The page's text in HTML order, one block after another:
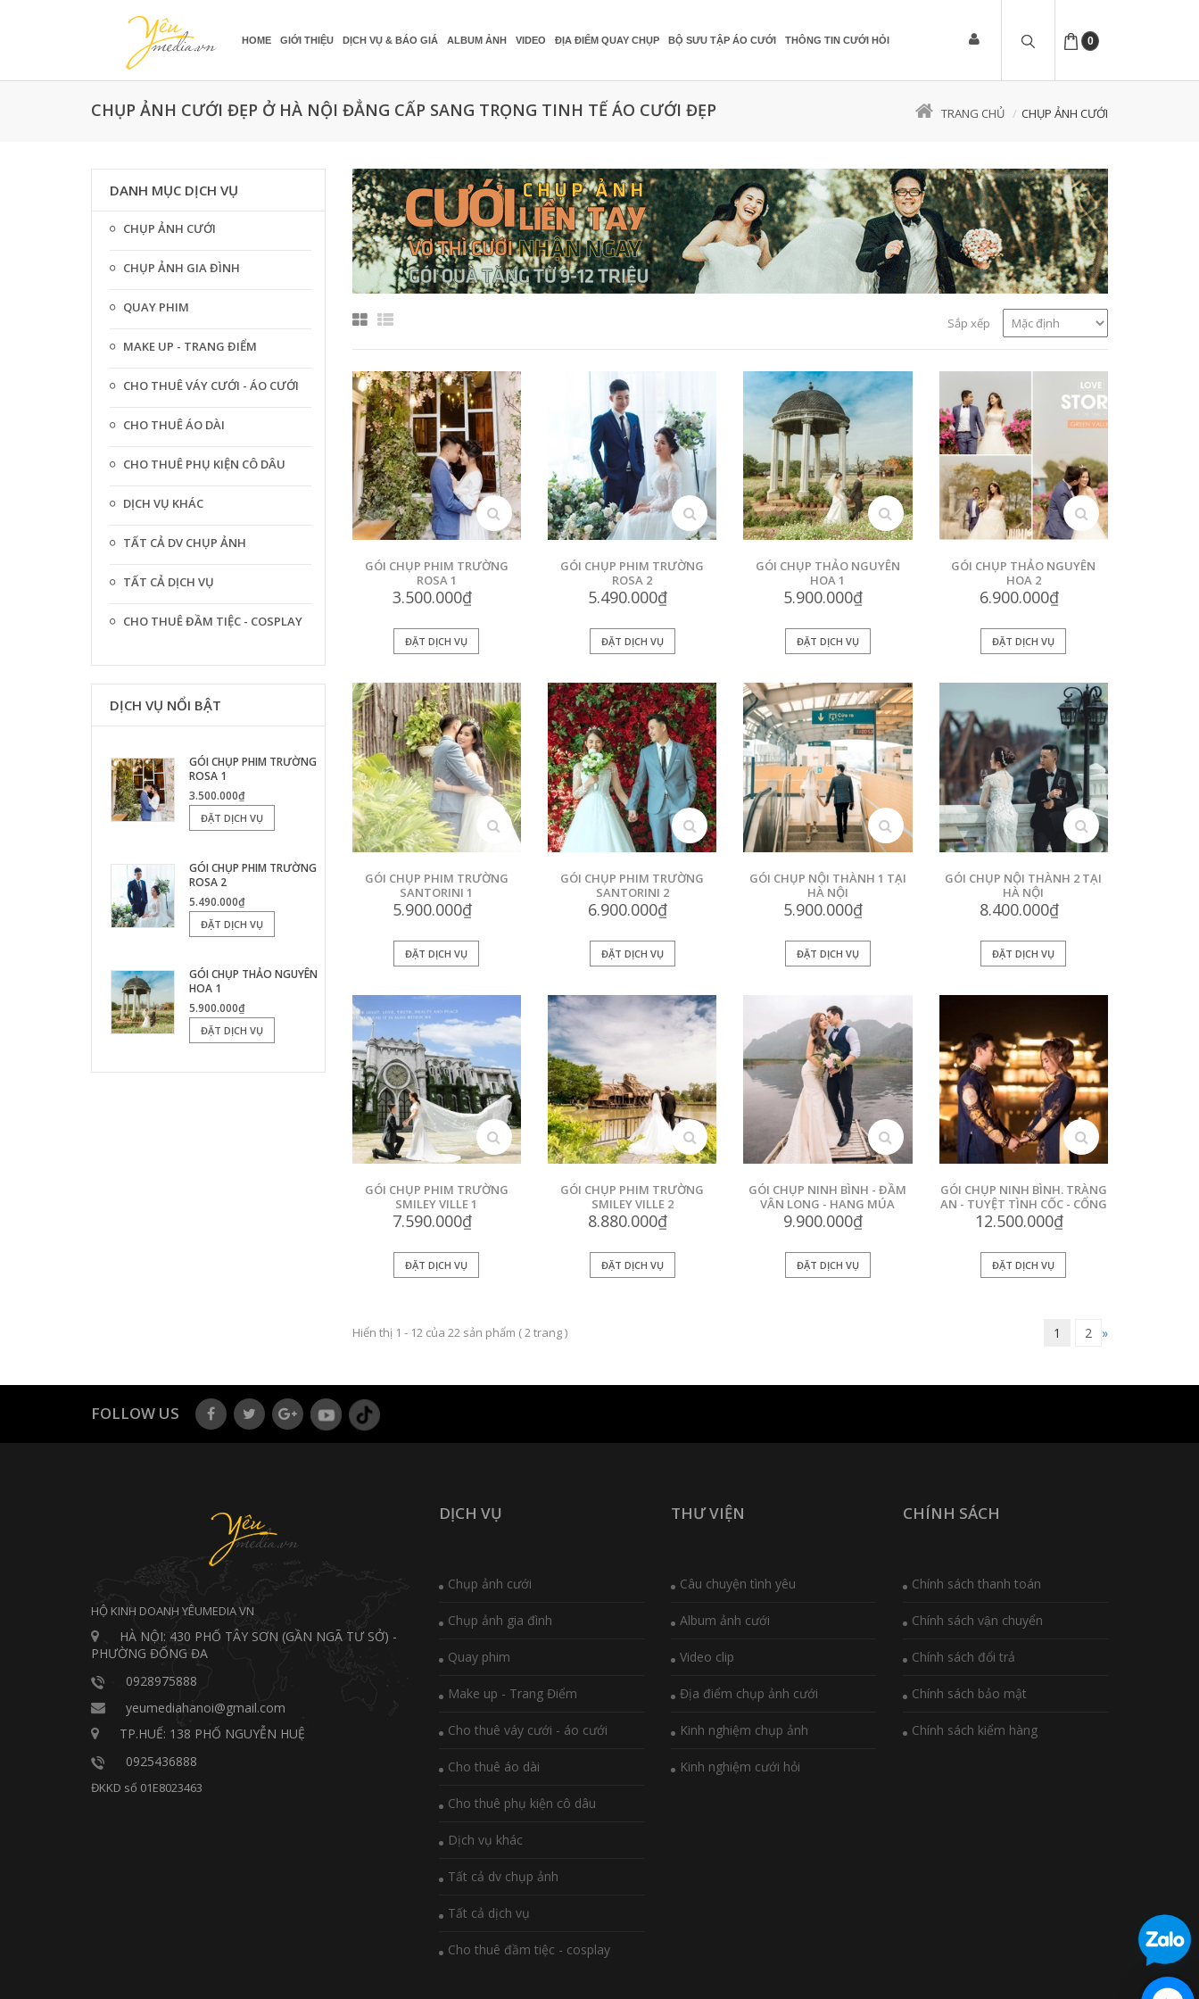
0
HOME GIỚI THIỆU DỊCH VỤ & BÁO GIÁ ALBUM ẢNH VIDEO ĐỊA ĐIỂM QUAY CHỤP BỘ SƯU TẬP ÁO CƯỚI THÔNG TIN CƯỚI HỎI
CHỤP ẢNH CƯỚI ĐẸP Ở HÀ NỘI ĐẲNG CẤP SANG TRỌNG TINH TẾ ÁO CƯỚI ĐẸP TRANG CHỦ CHỤP ẢNH CƯỚI
DANH MỤC DỊCH VỤ
CHỤP ẢNH CƯỚI
CHỤP ẢNH GIA ĐÌNH
QUAY PHIM
MAKE UP - TRANG ĐIỂM
CHO THUÊ VÁY CƯỚI - ÁO CƯỚI
CHO THUÊ ÁO DÀI
CHO THUÊ PHỤ KIỆN CÔ DÂU
DỊCH VỤ KHÁC
TẤT CẢ DV CHỤP ẢNH
TẤT CẢ DỊCH VỤ
CHO THUÊ ĐẦM TIỆC - COSPLAY
DỊCH VỤ NỔI BẬT
GÓI CHỤP PHIM TRƯỜNG
ROSA 1
3.500.000₫
ĐẶT DỊCH VỤ
GÓI CHỤP PHIM TRƯỜNG
ROSA 2
5.490.000₫
ĐẶT DỊCH VỤ
GÓI CHỤP THẢO NGUYÊN
HOA 1
5.900.000₫
ĐẶT DỊCH VỤ
Sắp xếp
xem
GÓI CHỤP PHIM TRƯỜNG
ROSA 1
3.500.000₫
ĐẶT DỊCH VỤ
xem
GÓI CHỤP PHIM TRƯỜNG
ROSA 2
5.490.000₫
ĐẶT DỊCH VỤ
xem
GÓI CHỤP THẢO NGUYÊN
HOA 1
5.900.000₫
ĐẶT DỊCH VỤ
xem
GÓI CHỤP THẢO NGUYÊN
HOA 2
6.900.000₫
ĐẶT DỊCH VỤ
xem
GÓI CHỤP PHIM TRƯỜNG
SANTORINI 1
5.900.000₫
ĐẶT DỊCH VỤ
xem
GÓI CHỤP PHIM TRƯỜNG
SANTORINI 2
6.900.000₫
ĐẶT DỊCH VỤ
xem
GÓI CHỤP NỘI THÀNH 1 TẠI
HÀ NỘI
5.900.000₫
ĐẶT DỊCH VỤ
xem
GÓI CHỤP NỘI THÀNH 2 TẠI
HÀ NỘI
8.400.000₫
ĐẶT DỊCH VỤ
xem
GÓI CHỤP PHIM TRƯỜNG
SMILEY VILLE 1
7.590.000₫
ĐẶT DỊCH VỤ
xem
GÓI CHỤP PHIM TRƯỜNG
SMILEY VILLE 2
8.880.000₫
ĐẶT DỊCH VỤ
xem
GÓI CHỤP NINH BÌNH - ĐẦM
VÂN LONG - HANG MÚA
9.900.000₫
ĐẶT DỊCH VỤ
xem
GÓI CHỤP NINH BÌNH. TRÀNG
AN - TUYỆT TÌNH CỐC - CỔNG
TRÀNG AN
12.500.000₫
ĐẶT DỊCH VỤ
Hiển thị 1 - 12 của 22sản phẩm (2trang ) 1 2 »
FOLLOW US
HỘ KINH DOANH YÊUMEDIA VN
HÀ NỘI: 430 PHỐ TÂY SƠN (GẦN NGÃ TƯ SỞ) -
PHƯỜNG ĐỐNG ĐA
0928975888
yeumediahanoi@gmail.com
TP.HUẾ: 138 PHỐ NGUYỄN HUỆ
0925436888
ĐKKD số 01E8023463
DỊCH VỤ
Chụp ảnh cưới
Chụp ảnh gia đình
Quay phim
Make up - Trang Điểm
Cho thuê váy cưới - áo cưới
Cho thuê áo dài
Cho thuê phụ kiện cô dâu
Dịch vụ khác
Tất cả dv chụp ảnh
Tất cả dịch vụ
Cho thuê đầm tiệc - cosplay
THƯ VIỆN
Câu chuyện tình yêu
Album ảnh cưới
Video clip
Địa điểm chụp ảnh cưới
Kinh nghiệm chụp ảnh
Kinh nghiệm cưới hỏi
CHÍNH SÁCH
Chính sách thanh toán
Chính sách vận chuyển
Chính sách đổi trả
Chính sách bảo mật
Chính sách kiểm hàng